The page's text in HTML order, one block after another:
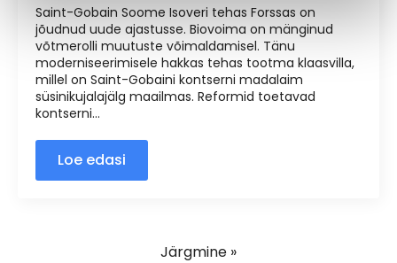
Saint-Gobain Soome Isoveri tehas Forssas on
jõudnud uude ajastusse. Biovoima on mänginud
võtmerolli muutuste võimaldamisel. Tänu
moderniseerimisele hakkas tehas tootma klaasvilla,
millel on Saint-Gobaini kontserni madalaim
süsinikujalajälg maailmas. Reformid toetavad
kontserni...
Loe edasi
Järgmine »